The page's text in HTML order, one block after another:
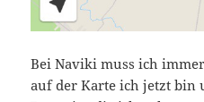
Bei Naviki muss ich
auf der Karte ich jetzt bin